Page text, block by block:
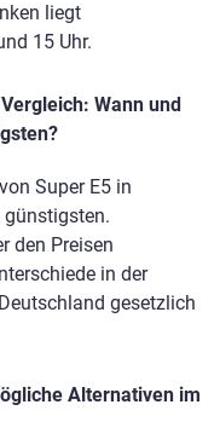
liegt
15 Uhr.
Wann und
Super E5 in
den Preisen
in der
gesetzlich
Alternativen im